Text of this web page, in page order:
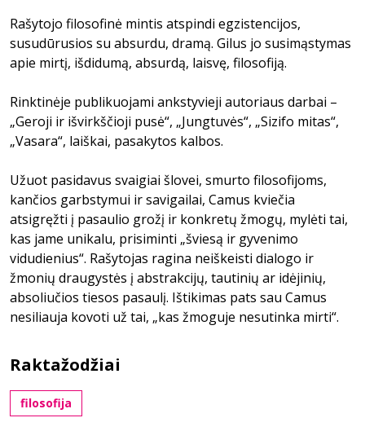
Rašytojo filosofinė mintis atspindi egzistencijos,
susudūrusios su absurdu, dramą. Gilus jo susimąstymas
apie mirtį, išdidumą, absurdą, laisvę, filosofiją.
Rinktinėje publikuojami ankstyvieji autoriaus darbai –
„Geroji ir išvirkščioji pusė“, „Jungtuvės“, „Sizifo mitas“,
„Vasara“, laiškai, pasakytos kalbos.
Užuot pasidavus svaigiai šlovei, smurto filosofijoms,
kančios garbstymui ir savigailai, Camus kviečia
atsigręžti į pasaulio grožį ir konkretų žmogų, mylėti tai,
kas jame unikalu, prisiminti „šviesą ir gyvenimo
vidudienius“. Rašytojas ragina neiškeisti dialogo ir
žmonių draugystės į abstrakcijų, tautinių ar idėjinių,
absoliučios tiesos pasaulį. Ištikimas pats sau Camus
nesiliauja kovoti už tai, „kas žmoguje nesutinka mirti“.
Raktažodžiai
filosofija